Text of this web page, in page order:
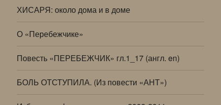
ХИСАРЯ: около дома и в доме
О «Перебежчике»
Повесть «ПЕРЕБЕЖЧИК» гл.1_17 (англ. en)
БОЛЬ ОТСТУПИЛА. (Из повести «АНТ»)